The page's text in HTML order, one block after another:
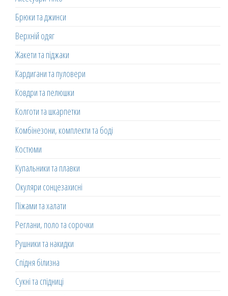
Брюки та джинси
Верхній одяг
Жакети та піджаки
Кардигани та пуловери
Ковдри та пелюшки
Колготи та шкарпетки
Комбінезони, комплекти та боді
Костюми
Купальники та плавки
Окуляри сонцезахисні
Піжами та халати
Реглани, поло та сорочки
Рушники та накидки
Спідня білизна
Сукні та спідниці